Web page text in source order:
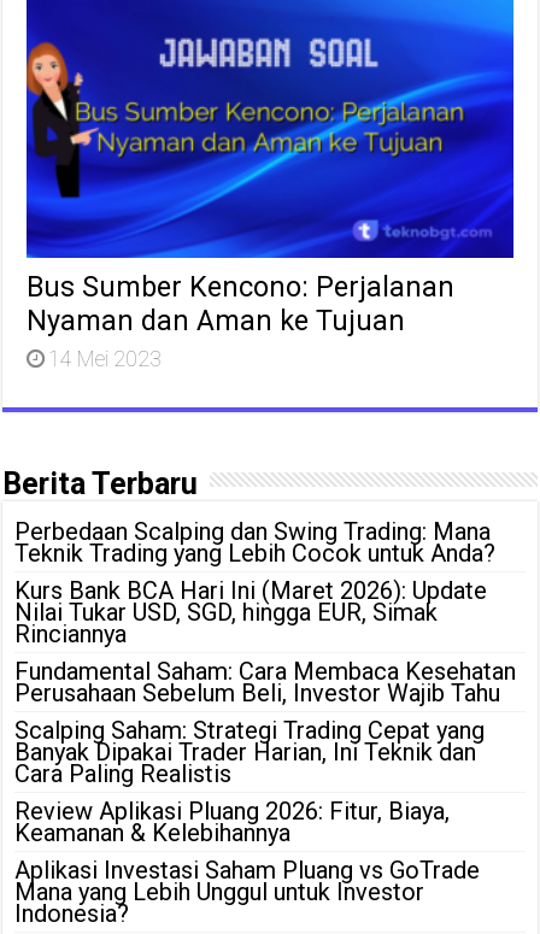
Bus Sumber Kencono: Perjalanan
Nyaman dan Aman ke Tujuan
14 Mei 2023
Berita Terbaru
Perbedaan Scalping dan Swing Trading: Mana
Teknik Trading yang Lebih Cocok untuk Anda?
Kurs Bank BCA Hari Ini (Maret 2026): Update
Nilai Tukar USD, SGD, hingga EUR, Simak
Rinciannya
Fundamental Saham: Cara Membaca Kesehatan
Perusahaan Sebelum Beli, Investor Wajib Tahu
Scalping Saham: Strategi Trading Cepat yang
Banyak Dipakai Trader Harian, Ini Teknik dan
Cara Paling Realistis
Review Aplikasi Pluang 2026: Fitur, Biaya,
Keamanan & Kelebihannya
Aplikasi Investasi Saham Pluang vs GoTrade
Mana yang Lebih Unggul untuk Investor
Indonesia?